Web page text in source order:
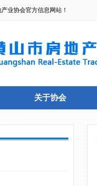
业协会官方信息网站！
关于协会